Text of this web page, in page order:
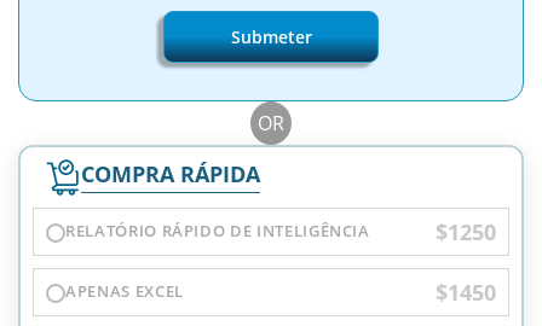
Submeter
OR
COMPRA RÁPIDA
RELATÓRIO RÁPIDO DE INTELIGÊNCIA $1250
APENAS EXCEL $1450